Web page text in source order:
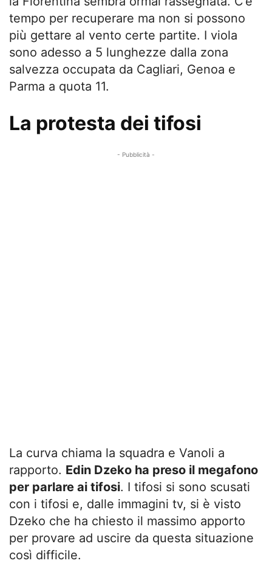
tempo per recuperare ma non si possono
più gettare al vento certe partite. I viola
sono adesso a 5 lunghezze dalla zona
salvezza occupata da Cagliari, Genoa e
Parma a quota 11.
La protesta dei tifosi
- Pubblicità -
La curva chiama la squadra e Vanoli a
rapporto. Edin Dzeko ha preso il megafono
per parlare ai tifosi. I tifosi si sono scusati
con i tifosi e, dalle immagini tv, si è visto
Dzeko che ha chiesto il massimo apporto
per provare ad uscire da questa situazione
così difficile.